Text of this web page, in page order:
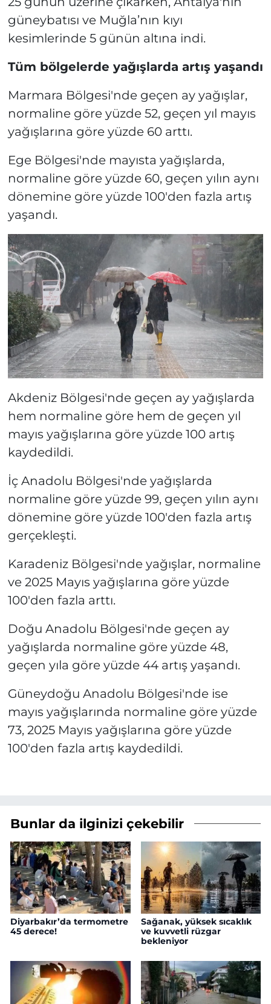
güneybatısı ve Muğla’nın kıyı
kesimlerinde 5 günün altına indi.
Tüm bölgelerde yağışlarda artış yaşandı
Marmara Bölgesi'nde geçen ay yağışlar,
normaline göre yüzde 52, geçen yıl mayıs
yağışlarına göre yüzde 60 arttı.
Ege Bölgesi'nde mayısta yağışlarda,
normaline göre yüzde 60, geçen yılın aynı
dönemine göre yüzde 100'den fazla artış
yaşandı.
Akdeniz Bölgesi'nde geçen ay yağışlarda
hem normaline göre hem de geçen yıl
mayıs yağışlarına göre yüzde 100 artış
kaydedildi.
İç Anadolu Bölgesi'nde yağışlarda
normaline göre yüzde 99, geçen yılın aynı
dönemine göre yüzde 100'den fazla artış
gerçekleşti.
Karadeniz Bölgesi'nde yağışlar, normaline
ve 2025 Mayıs yağışlarına göre yüzde
100'den fazla arttı.
Doğu Anadolu Bölgesi'nde geçen ay
yağışlarda normaline göre yüzde 48,
geçen yıla göre yüzde 44 artış yaşandı.
Güneydoğu Anadolu Bölgesi'nde ise
mayıs yağışlarında normaline göre yüzde
73, 2025 Mayıs yağışlarına göre yüzde
100'den fazla artış kaydedildi.
Bunlar da ilginizi çekebilir
Diyarbakır’da termometre
45 derece!
Sağanak, yüksek sıcaklık
ve kuvvetli rüzgar
bekleniyor